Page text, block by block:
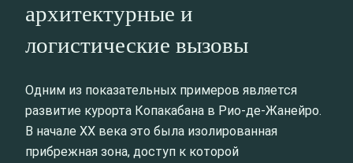
архитектурные и
логистические вызовы
Одним из показательных примеров является
развитие курорта Копакабана в Рио-де-Жанейро.
В начале XX века это была изолированная
прибрежная зона, доступ к которой